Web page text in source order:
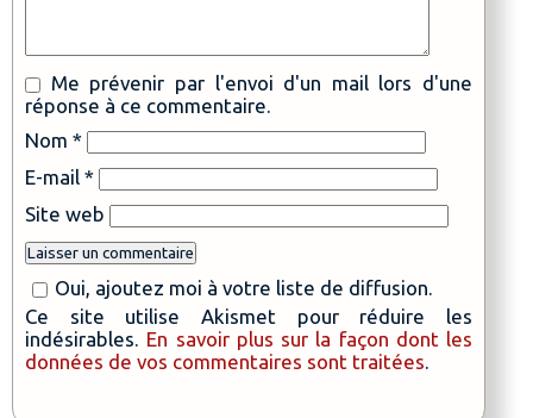
Me prévenir par l'envoi d'un mail lors d'une
réponse à ce commentaire.
Nom *
E-mail *
Site web
Oui, ajoutez moi à votre liste de diffusion.
Ce site utilise Akismet pour réduire les
indésirables. En savoir plus sur la façon dont les
données de vos commentaires sont traitées.